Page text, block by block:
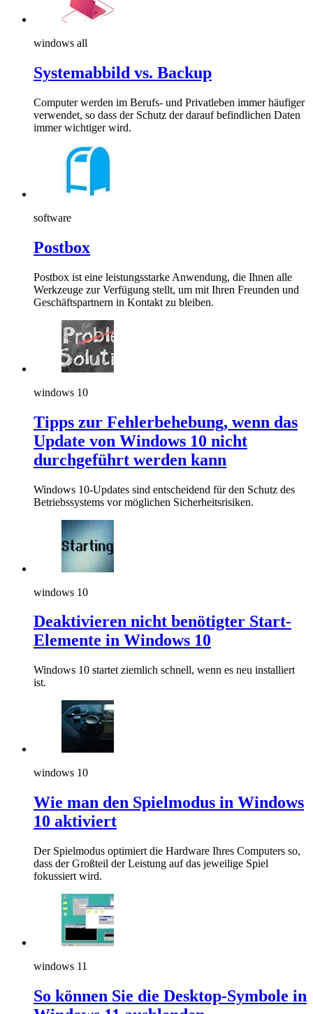
windows all
Systemabbild vs. Backup
Computer werden im Berufs- und Privatleben immer häufiger
verwendet, so dass der Schutz der darauf befindlichen Daten
immer wichtiger wird.
software
Postbox
Postbox ist eine leistungsstarke Anwendung, die Ihnen alle
Werkzeuge zur Verfügung stellt, um mit Ihren Freunden und
Geschäftspartnern in Kontakt zu bleiben.
windows 10
Tipps zur Fehlerbehebung, wenn das
Update von Windows 10 nicht
durchgeführt werden kann
Windows 10-Updates sind entscheidend für den Schutz des
Betriebssystems vor möglichen Sicherheitsrisiken.
windows 10
Deaktivieren nicht benötigter Start-
Elemente in Windows 10
Windows 10 startet ziemlich schnell, wenn es neu installiert
ist.
windows 10
Wie man den Spielmodus in Windows
10 aktiviert
Der Spielmodus optimiert die Hardware Ihres Computers so,
dass der Großteil der Leistung auf das jeweilige Spiel
fokussiert wird.
windows 11
So können Sie die Desktop-Symbole in